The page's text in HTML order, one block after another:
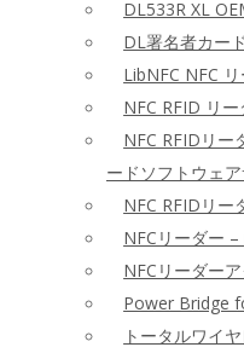
DL533R XL
DL署名者カード
LibNFC NFC
NFC RFID リ
NFC RFIDリー
ードソフトウェ
NFC RFIDリー
NFCリーダー
NFCリーダー
Power Bridge
トータルワイ